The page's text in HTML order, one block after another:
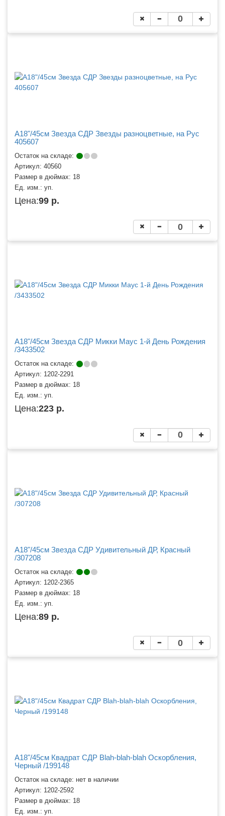
A18"/45см Звезда СДР Звезды разноцветные, на Рус
405607
Остаток на складе:
Артикул: 40560
Размер в дюймах: 18
Ед. изм.: уп.
Цена:99 р.
A18"/45см Звезда СДР Микки Маус 1-й День Рождения
/3433502
Остаток на складе:
Артикул: 1202-2291
Размер в дюймах: 18
Ед. изм.: уп.
Цена:223 р.
A18"/45см Звезда СДР Удивительный ДР, Красный
/307208
Остаток на складе:
Артикул: 1202-2365
Размер в дюймах: 18
Ед. изм.: уп.
Цена:89 р.
A18"/45см Квадрат СДР Blah-blah-blah Оскорбления,
Черный /199148
Остаток на складе: нет в наличии
Артикул: 1202-2592
Размер в дюймах: 18
Ед. изм.: уп.